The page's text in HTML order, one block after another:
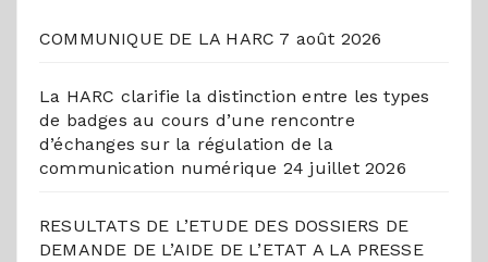
COMMUNIQUE DE LA HARC 7 août 2026
La HARC clarifie la distinction entre les types
de badges au cours d’une rencontre
d’échanges sur la régulation de la
communication numérique 24 juillet 2026
RESULTATS DE L’ETUDE DES DOSSIERS DE
DEMANDE DE L’AIDE DE L’ETAT A LA PRESSE